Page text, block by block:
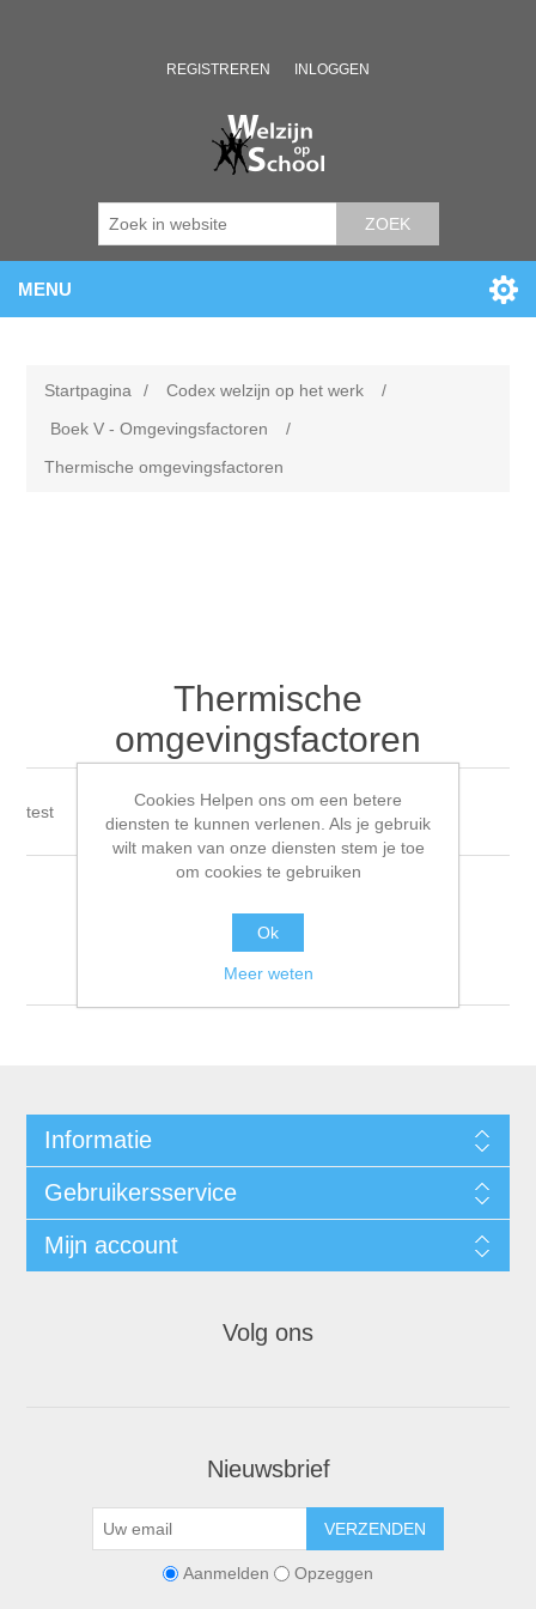
REGISTREREN INLOGGEN
ZOEK
MENU
Startpagina / Codex welzijn op het werk
/
Boek V - Omgevingsfactoren
/
Thermische omgevingsfactoren
Thermische
omgevingsfactoren
test
per pagina
Informatie
Gebruikersservice
Mijn account
Volg ons
Nieuwsbrief
VERZENDEN
Aanmelden Opzeggen
Cookies Helpen ons om een betere
diensten te kunnen verlenen. Als je gebruik
wilt maken van onze diensten stem je toe
om cookies te gebruiken
Ok
Meer weten